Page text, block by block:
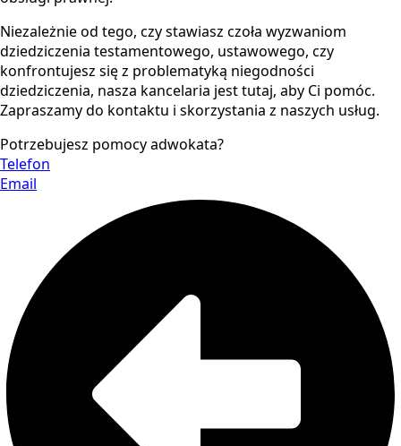
Niezależnie od tego, czy stawiasz czoła wyzwaniom
dziedziczenia testamentowego, ustawowego, czy
konfrontujesz się z problematyką niegodności
dziedziczenia, nasza kancelaria jest tutaj, aby Ci pomóc.
Zapraszamy do kontaktu i skorzystania z naszych usług.
Potrzebujesz pomocy adwokata?
Telefon
Email